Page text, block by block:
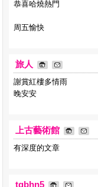
恭喜哈燒熱門
周五愉快
旅人
謝賞紅樓多情雨
晚安安
上古藝術館
有深度的文章
tgbhn5